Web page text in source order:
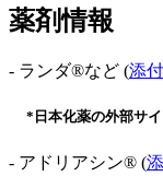
薬剤情報
- ランダ®など (添
*日本化薬の外部サイ
- アドリアシン® (